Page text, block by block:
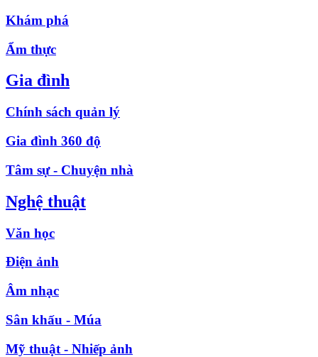
Khám phá
Ẩm thực
Gia đình
Chính sách quản lý
Gia đình 360 độ
Tâm sự - Chuyện nhà
Nghệ thuật
Văn học
Điện ảnh
Âm nhạc
Sân khấu - Múa
Mỹ thuật - Nhiếp ảnh